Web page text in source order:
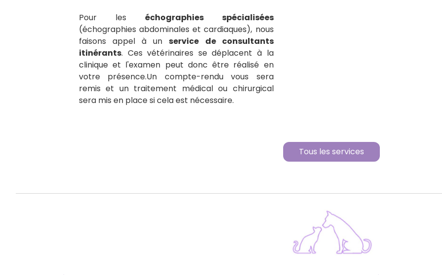
Pour les échographies spécialisées
(échographies abdominales et cardiaques), nous
faisons appel à unservice de consultants
itinérants. Ces vétérinaires se déplacent à la
clinique et l'examen peut donc être réalisé en
votre présence.Un compte-rendu vous sera
remis et un traitement médical ou chirurgical
sera mis en place si cela est nécessaire.
Tous les services